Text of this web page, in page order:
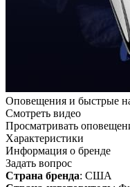
Оповещения и быстрые
Смотреть видео
Просматривать
Характеристики
Информация о бренде
Задать вопрос
Страна бренда: США